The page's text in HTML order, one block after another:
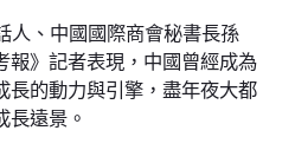
人、中國國際商會秘書長孫
報》記者表現，中國曾經成為
長的動力與引擎，盡年夜大都
長遠景。